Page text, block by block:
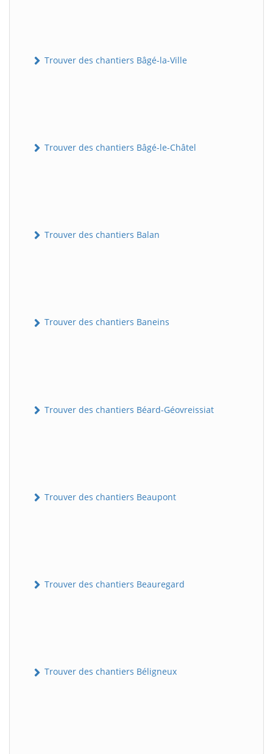
Trouver des chantiers Bâgé-la-Ville
Trouver des chantiers Bâgé-le-Châtel
Trouver des chantiers Balan
Trouver des chantiers Baneins
Trouver des chantiers Béard-Géovreissiat
Trouver des chantiers Beaupont
Trouver des chantiers Beauregard
Trouver des chantiers Béligneux